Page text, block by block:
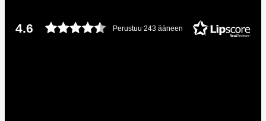
4.6 Perustuu 243 ääneen